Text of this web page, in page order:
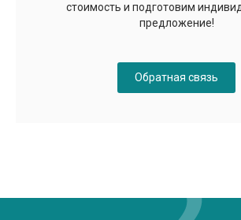
стоимость и подготовим
предложение!
Обратная связь